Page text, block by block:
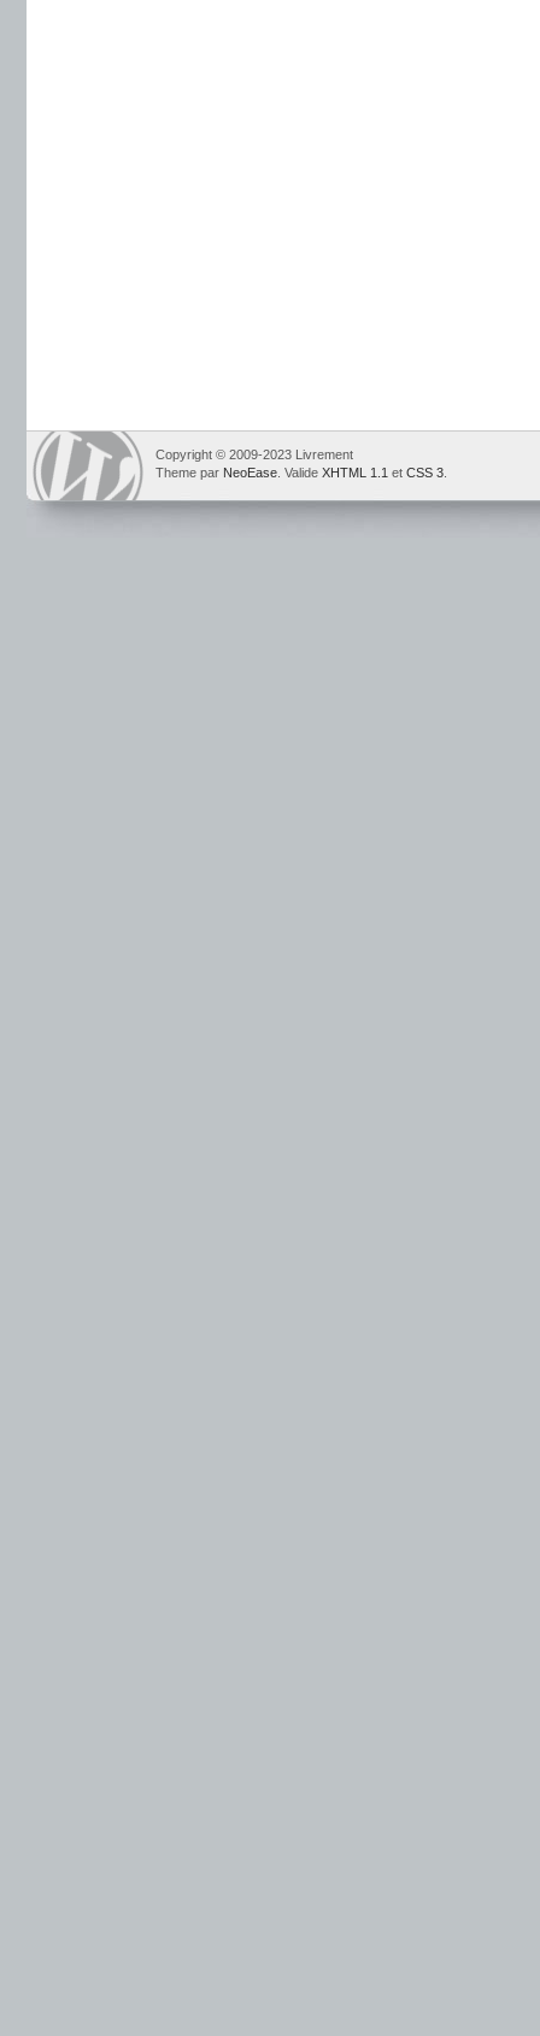
Copyright © 2009-2023 Livrement
Theme par NeoEase . Valide XHTML 1.1 et CSS 3